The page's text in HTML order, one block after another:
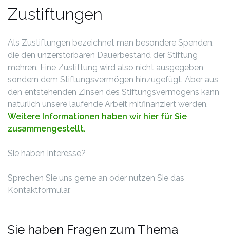
Zustiftungen
Als Zustiftungen bezeichnet man besondere Spenden,
die den unzerstörbaren Dauerbestand der Stiftung
mehren. Eine Zustiftung wird also nicht ausgegeben,
sondern dem Stiftungsvermögen hinzugefügt. Aber aus
den entstehenden Zinsen des Stiftungsvermögens kann
natürlich unsere laufende Arbeit mitfinanziert werden.
Weitere Informationen haben wir hier für Sie
zusammengestellt.
Sie haben Interesse?
Sprechen Sie uns gerne an oder nutzen Sie das
Kontaktformular.
Sie haben Fragen zum Thema